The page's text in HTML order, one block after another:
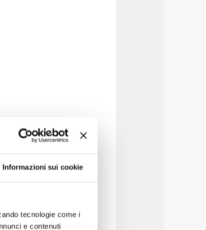
Informazioni sui cookie
tecnologie come i
e contenuti